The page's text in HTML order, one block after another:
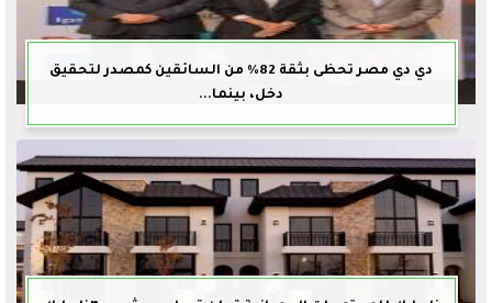
دي دي مصر تحظى بثقة 82% من السائقين كمصدر لتحقيق
دخل، بينما...